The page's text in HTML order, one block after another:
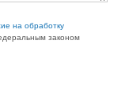
на обработку
законом